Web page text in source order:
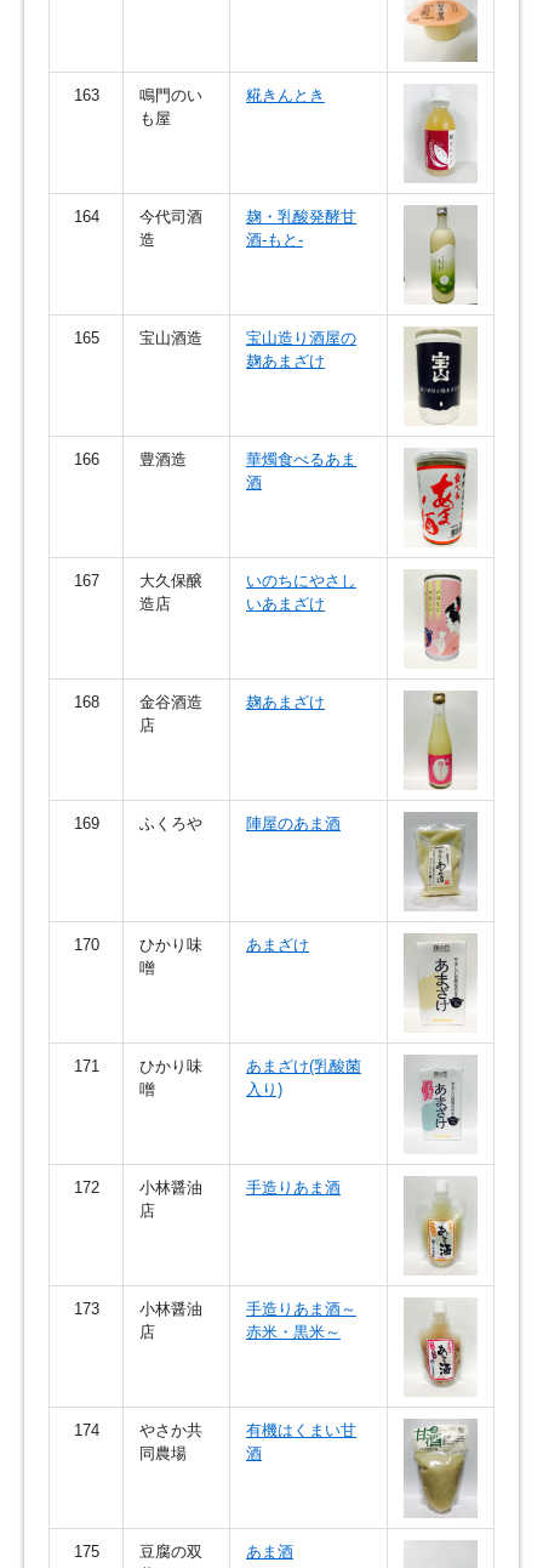
163
鳴門のい
も屋
糀きんとき
164
今代司酒
造
麹・乳酸発酵甘
酒-もと-
165 宝山酒造
宝山造り酒屋の
麹あまざけ
166 豊酒造
華燭食べるあま
酒
167
大久保醸
造店
いのちにやさし
いあまざけ
168
金谷酒造
店
麹あまざけ
169 ふくろや 陣屋のあま酒
170
ひかり味
噌
あまざけ
171
ひかり味
噌
あまざけ(乳酸菌
入り)
172
小林醤油
店
手造りあま酒
173
小林醤油
店
手造りあま酒～
赤米・黒米～
174
やさか共
同農場
有機はくまい甘
酒
175
豆腐の双
あま酒